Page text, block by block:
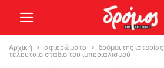
Αρχική αφιερώματα δρόμοι της ιστορίας
τελευταίο στάδιο του ιμπεριαλισμού